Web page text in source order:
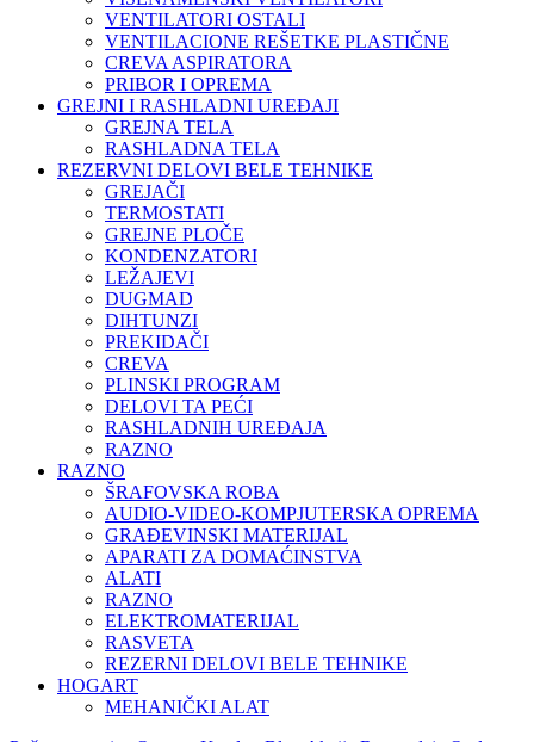
VENTILATORI OSTALI
VENTILACIONE REŠETKE PLASTIČNE
CREVA ASPIRATORA
PRIBOR I OPREMA
GREJNI I RASHLADNI UREĐAJI
GREJNA TELA
RASHLADNA TELA
REZERVNI DELOVI BELE TEHNIKE
GREJAČI
TERMOSTATI
GREJNE PLOČE
KONDENZATORI
LEŽAJEVI
DUGMAD
DIHTUNZI
PREKIDAČI
CREVA
PLINSKI PROGRAM
DELOVI TA PEĆI
RASHLADNIH UREĐAJA
RAZNO
RAZNO
ŠRAFOVSKA ROBA
AUDIO-VIDEO-KOMPJUTERSKA OPREMA
GRAĐEVINSKI MATERIJAL
APARATI ZA DOMAĆINSTVA
ALATI
RAZNO
ELEKTROMATERIJAL
RASVETA
REZERNI DELOVI BELE TEHNIKE
HOGART
MEHANIČKI ALAT